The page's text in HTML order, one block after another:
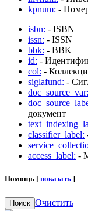
kpnum: -
isbn: - ISBN
issn: - ISSN
bbk: - BBK
id: -
col: -
siglafund: -
doc_source_var:
документ
classifier_label:
access_label: -
Помощь [ показать ]
Поиск Очистить